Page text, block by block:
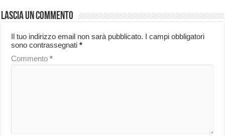
Lascia un commento
Il tuo indirizzo email non sarà pubblicato. I campi obbligatori
sono contrassegnati*
Commento*